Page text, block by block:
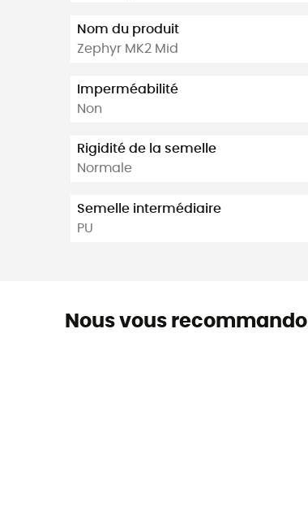
Nom du produit
Zephyr MK2 Mid
Imperméabilité
Non
Rigidité de la semelle
Normale
Semelle intermédiaire
PU
Nous vous